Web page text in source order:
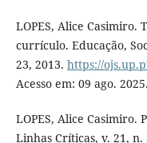
LOPES, Alice Casimiro.
currículo. Educação,
23, 2013. https://
Acesso em: 09 ago. 2025.
LOPES, Alice
Linhas Críticas, v. 21, n.